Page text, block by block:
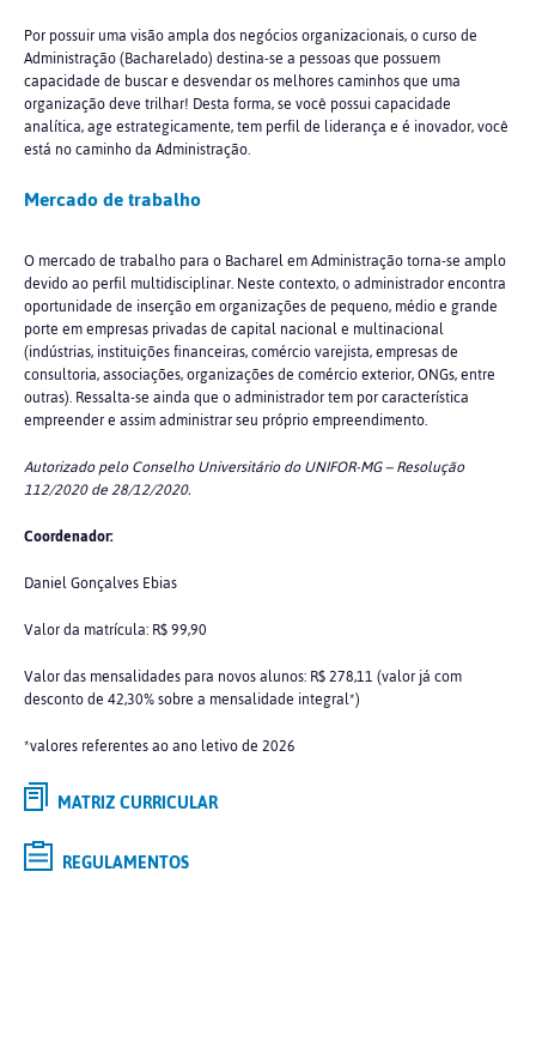
Por possuir uma visão ampla dos negócios organizacionais, o curso de
Administração (Bacharelado) destina-se a pessoas que possuem
capacidade de buscar e desvendar os melhores caminhos que uma
organização deve trilhar! Desta forma, se você possui capacidade
analítica, age estrategicamente, tem perfil de liderança e é inovador, você
está no caminho da Administração.
Mercado de trabalho
O mercado de trabalho para o Bacharel em Administração torna-se amplo
devido ao perfil multidisciplinar. Neste contexto, o administrador encontra
oportunidade de inserção em organizações de pequeno, médio e grande
porte em empresas privadas de capital nacional e multinacional
(indústrias, instituições financeiras, comércio varejista, empresas de
consultoria, associações, organizações de comércio exterior, ONGs, entre
outras). Ressalta-se ainda que o administrador tem por característica
empreender e assim administrar seu próprio empreendimento.
Autorizado pelo Conselho Universitário do UNIFOR-MG – Resolução
112/2020 de 28/12/2020.
Coordenador:
Daniel Gonçalves Ebias
Valor da matrícula: R$ 99,90
Valor das mensalidades para novos alunos: R$ 278,11 (valor já com
desconto de 42,30% sobre a mensalidade integral*)
*valores referentes ao ano letivo de 2026
MATRIZ CURRICULAR
REGULAMENTOS